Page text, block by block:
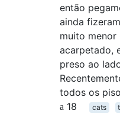
então
ainda
muito menor
acarpetado,
preso ao
todos os
18
cats